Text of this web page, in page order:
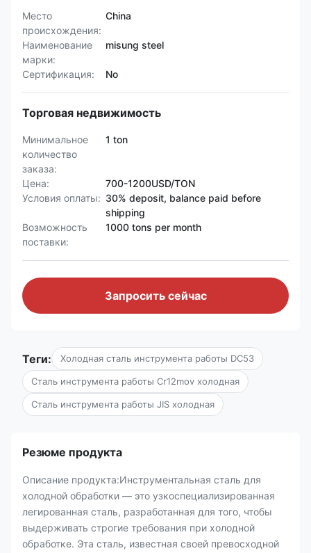
Место
происхождения:
China
Наименование
марки:
misung steel
Сертификация: No
Торговая недвижимость
Минимальное
количество
заказа:
1 ton
Цена:
700-1200USD/TON
Условия оплаты: 30% deposit, balance paid before
shipping
Возможность
поставки:
1000 tons per month
Запросить сейчас
Теги: Холодная сталь инструмента работы DC53
Сталь инструмента работы Cr12mov холодная
Сталь инструмента работы JIS холодная
Резюме продукта
Описание продукта:Инструментальная сталь для
холодной обработки — это узкоспециализированная
легированная сталь, разработанная для того, чтобы
выдерживать строгие требования при холодной
обработке. Эта сталь, известная своей превосходной